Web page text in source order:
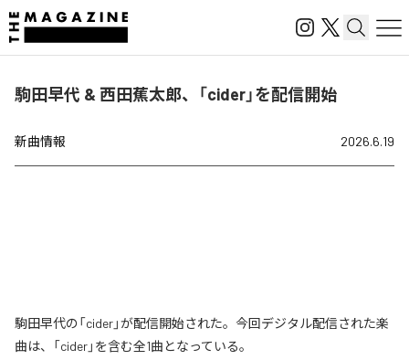
駒田早代 & 西田蕉太郎、「cider」を配信開始
新曲情報 2026.6.19
駒田早代の「cider」が配信開始された。今回デジタル配信された楽
曲は、「cider」を含む全1曲となっている。